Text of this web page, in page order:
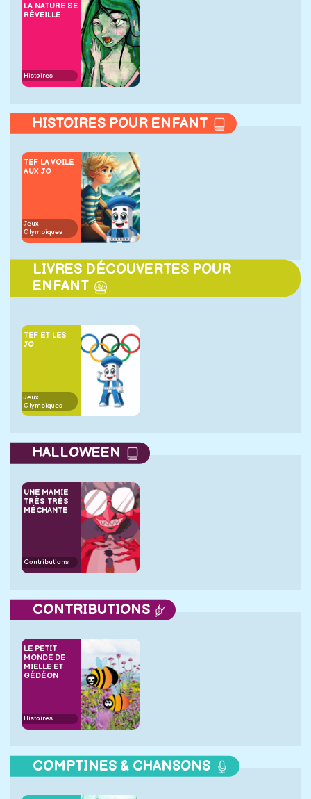
LA NATURE SE
RÉVEILLE
Histoires
HISTOIRES POUR ENFANT
TEF LA VOILE
AUX JO
Jeux
Olympiques
LIVRES DÉCOUVERTES POUR
ENFANT
TEF ET LES
JO
Jeux
Olympiques
HALLOWEEN
UNE MAMIE
TRÈS TRÈS
MÉCHANTE
Contributions
CONTRIBUTIONS
LE PETIT
MONDE DE
MIELLE ET
GÉDÉON
Histoires
COMPTINES & CHANSONS